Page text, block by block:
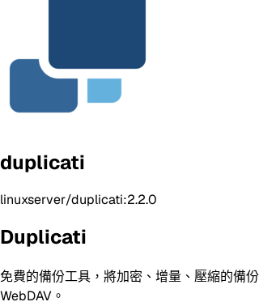
duplicati
linuxserver/duplicati:2.2.0
Duplicati
免費的備份工具，將加密、增量、壓縮的備
WebDAV。